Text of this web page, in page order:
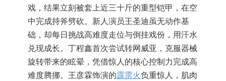
戏，结果立刻被套上近三十斤的重型铠甲，在空
中完成持斧劈砍。新人演员王圣迪虽无动作基
础，却每日挑战高难度走位与倒挂戏份，用汗水
兑现成长。丁程鑫首次尝试转网威亚，克服器械
旋转带来的眩晕，凭借惊人的核心控制力完成高
难度腾挪。王彦霖饰演的霹雳火负重惊人，肌肉